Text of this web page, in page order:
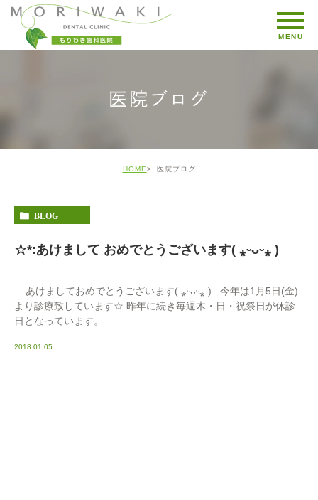
医院ブログ
HOME 医院ブログ
BLOG
☆*:あけまして おめでとうございます( ⁎ᵕᴗᵕ⁎ )
あけましておめでとうございます( ⁎ᵕᴗᵕ⁎ ) 今年は1月5日(金)
より診療致しています☆ 昨年に続き毎週木・日・祝祭日が休診
日となっています。
2018.01.05